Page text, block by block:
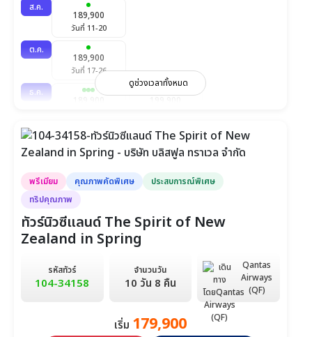
ส.ค.
189,900
วันที่ 11-20
ต.ค.
189,900
วันที่ 17-26
ธ.ค.
ดูช่วงเวลาทั้งหมด
พรีเมียม คุณภาพคัดพิเศษ
ประสบการณ์พิเศษ
ทริปคุณภาพ
ทัวร์นิวซีแลนด์ The Spirit of New
Zealand in Spring
รหัสทัวร์
104-34158
จำนวนวัน
10 วัน 8 คืน
Qantas
Airways
(QF)
เริ่ม 179,900